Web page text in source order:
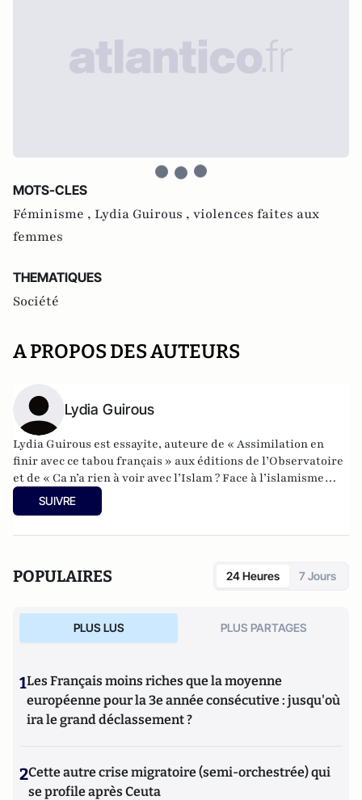
MOTS-CLES
Féminisme , Lydia Guirous , violences faites aux
femmes
THEMATIQUES
Société
A PROPOS DES AUTEURS
Lydia Guirous
Lydia Guirous est essayite, auteure de « Assimilation en
finir avec ce tabou français » aux éditions de l’Observatoire
et de « Ca n’a rien à voir avec l’Islam ? Face à l’islamisme
réveillons-nous » aux éditions Plon, réédition en version
augmentée et inédite.
SUIVRE
POPULAIRES 24 Heures 7 Jours
PLUS LUS PLUS PARTAGES
1Les Français moins riches que la moyenne
européenne pour la 3e année consécutive : jusqu'où
ira le grand déclassement ?
2Cette autre crise migratoire (semi-orchestrée) qui
se profile après Ceuta